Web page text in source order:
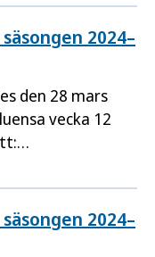
2024–
den 28 mars
vecka 12
2024–